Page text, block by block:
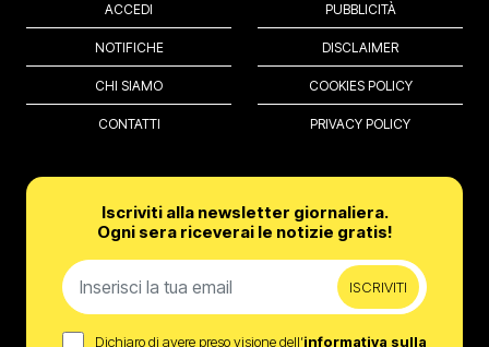
ACCEDI
NOTIFICHE
CHI SIAMO
CONTATTI
PUBBLICITÀ
DISCLAIMER
COOKIES POLICY
PRIVACY POLICY
Iscriviti alla newsletter giornaliera.
Ogni sera riceverai le notizie gratis!
ISCRIVITI
Dichiaro di avere preso visione dell’informativa sulla